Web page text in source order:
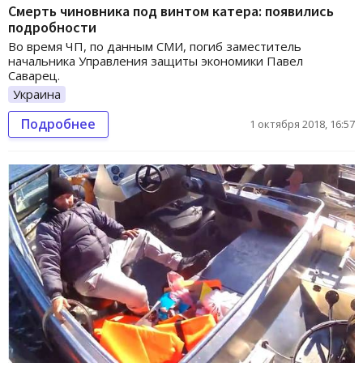
Смерть чиновника под винтом катера: появились
подробности
Во время ЧП, по данным СМИ, погиб заместитель
начальника Управления защиты экономики Павел
Саварец.
Украина
Подробнее 1 октября 2018, 16:57